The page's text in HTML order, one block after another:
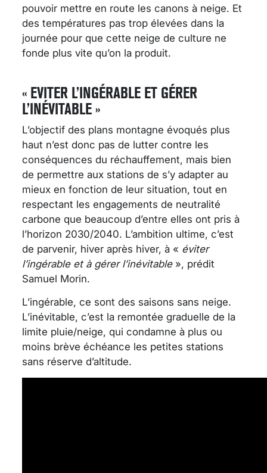
pouvoir mettre en route les canons à neige. Et
des températures pas trop élevées dans la
journée pour que cette neige de culture ne
fonde plus vite qu’on la produit.
« EVITER L’INGÉRABLE ET GÉRER
L’INÉVITABLE »
L’objectif des plans montagne évoqués plus
haut n’est donc pas de lutter contre les
conséquences du réchauffement, mais bien
de permettre aux stations de s’y adapter au
mieux en fonction de leur situation, tout en
respectant les engagements de neutralité
carbone que beaucoup d’entre elles ont pris à
l’horizon 2030/2040. L’ambition ultime, c’est
de parvenir, hiver après hiver, à « éviter
l’ingérable et à gérer l’inévitable », prédit
Samuel Morin.
L’ingérable, ce sont des saisons sans neige.
L’inévitable, c’est la remontée graduelle de la
limite pluie/neige, qui condamne à plus ou
moins brève échéance les petites stations
sans réserve d’altitude.